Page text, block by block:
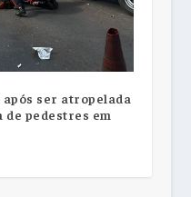
ser atropelada
de pedestres em